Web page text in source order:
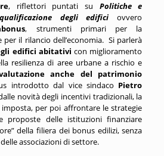
, riflettori puntati su Politiche e
degli edifici ovvero
, strumenti primari per la
il rilancio dell’economia. Si parlerà
edifici abitativi con miglioramento
resilienza di aree urbane a rischio e
anche del patrimonio
introdotto dal vice sindaco Pietro
novità degli incentivi tradizionali, la
per poi affrontare le strategie
delle istituzioni finanziare
della filiera dei bonus edilizi, senza
associazioni di settore.